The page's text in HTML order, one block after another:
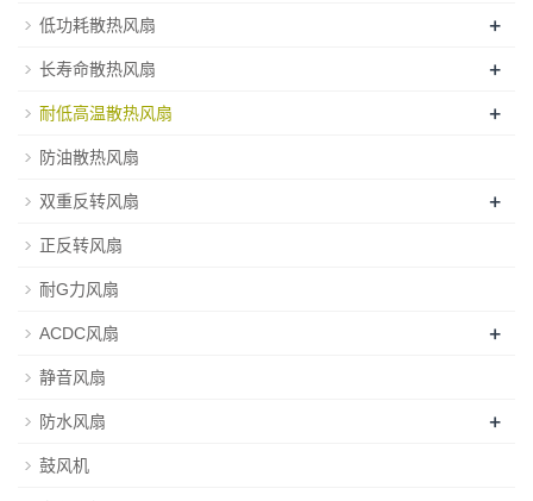
低功耗散热风扇 +
长寿命散热风扇 +
耐低高温散热风扇 +
防油散热风扇
双重反转风扇 +
正反转风扇
耐G力风扇
ACDC风扇 +
静音风扇
防水风扇 +
鼓风机